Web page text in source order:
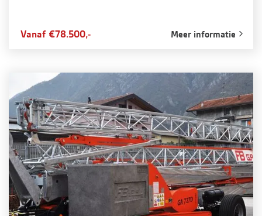
Vanaf €78.500,- Meer informatie